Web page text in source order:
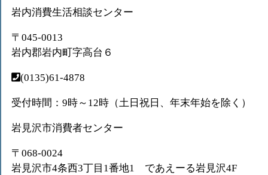
岩内消費生活相談センター
〒045-0013
岩内郡岩内町字高台６
(0135)61-4878
受付時間：9時～12時（土日祝日、年末年始を除く）
岩見沢市消費者センター
〒068-0024
岩見沢市4条西3丁目1番地1 であえーる岩見沢4F